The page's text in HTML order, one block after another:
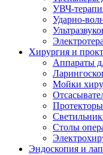
УВЧ-
Ударно-
Хирургия и
Аппараты
Мойки
Столы
Эндоскопия и